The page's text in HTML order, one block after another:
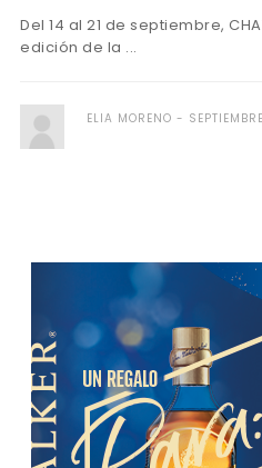
Del 14 al 21 de septiembre,
edición de la ...
ELIA MORENO